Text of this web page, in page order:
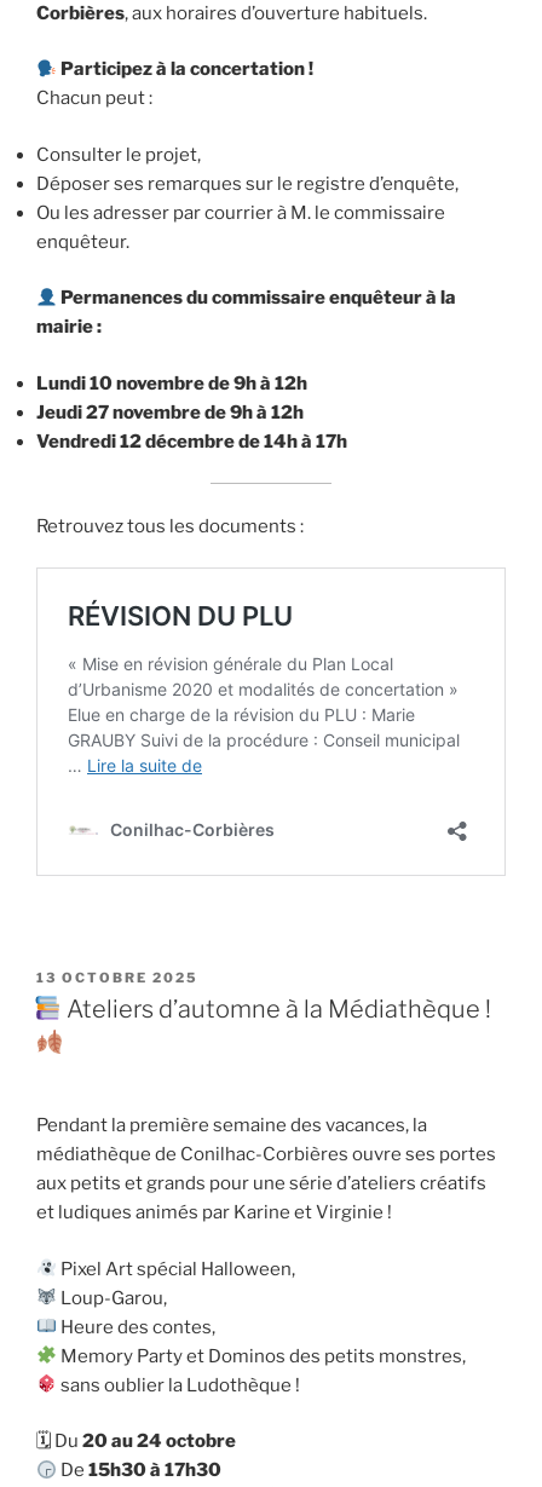
Corbières, aux horaires d’ouverture habituels.
Participez à la concertation !
Chacun peut :
Consulter le projet,
Déposer ses remarques sur le registre d’enquête,
Ou les adresser par courrier à M. le commissaire
enquêteur.
Permanences du commissaire enquêteur à la
mairie :
Lundi 10 novembre de 9h à 12h
Jeudi 27 novembre de 9h à 12h
Vendredi 12 décembre de 14h à 17h
Retrouvez tous les documents :
PUBLIÉ
LE
13 OCTOBRE 2025
Ateliers d’automne à la Médiathèque !
Pendant la première semaine des vacances, la
médiathèque de Conilhac-Corbières ouvre ses portes
aux petits et grands pour une série d’ateliers créatifs
et ludiques animés par Karine et Virginie !
Pixel Art spécial Halloween,
Loup-Garou,
Heure des contes,
Memory Party et Dominos des petits monstres,
sans oublier la Ludothèque !
🗓 Du 20 au 24 octobre
De15h30 à 17h30